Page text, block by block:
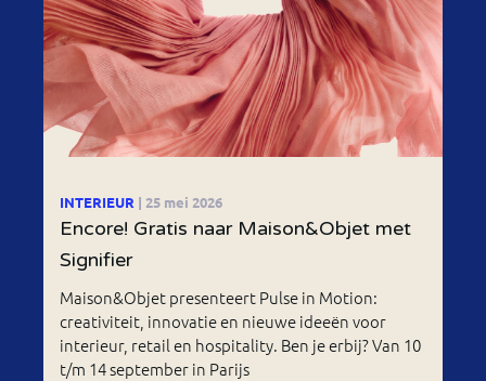
INTERIEUR | 25 mei 2026
Encore! Gratis naar Maison&Objet met
Signifier
Maison&Objet presenteert Pulse in Motion:
creativiteit, innovatie en nieuwe ideeën voor
interieur, retail en hospitality. Ben je erbij? Van 10
t/m 14 september in Parijs